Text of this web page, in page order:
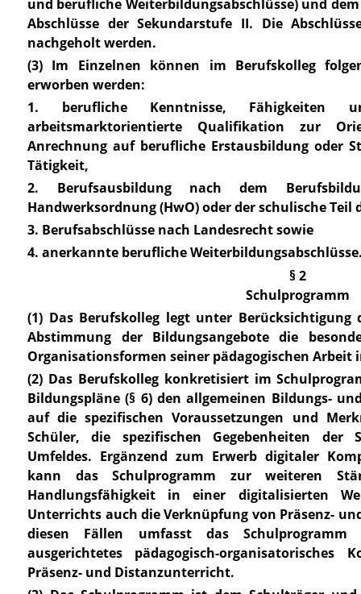
und berufliche Weiterbildungsabschlüsse) und
Abschlüsse der Sekundarstufe II. Die
nachgeholt werden.
(3) Im Einzelnen können im Berufskolleg
erworben werden:
1. berufliche Kenntnisse, Fähigkeiten
arbeitsmarktorientierte Qualifikation zur
Anrechnung auf berufliche Erstausbildung oder
Tätigkeit,
2. Berufsausbildung nach dem
Handwerksordnung (HwO) oder der schulische
3. Berufsabschlüsse nach Landesrecht sowie
4. anerkannte berufliche
§ 2
Schulprogramm
(1) Das Berufskolleg legt unter Berücksichtigung
Abstimmung der Bildungsangebote die
Organisationsformen seiner pädagogischen Arbeit
(2) Das Berufskolleg konkretisiert im
Bildungspläne (§ 6) den allgemeinen Bildungs-
auf die spezifischen Voraussetzungen und
Schüler, die spezifischen Gegebenheiten der
Umfeldes. Ergänzend zum Erwerb digitaler
kann das Schulprogramm zur weiteren
Handlungsfähigkeit in einer digitalisierten
Unterrichts auch die Verknüpfung von Präsenz-
diesen Fällen umfasst das Schulprogramm
ausgerichtetes pädagogisch-
Präsenz- und Distanzunterricht.